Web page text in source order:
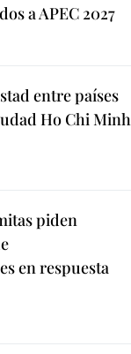
a APEC 2027
entre países
Ho Chi Minh
piden
en respuesta